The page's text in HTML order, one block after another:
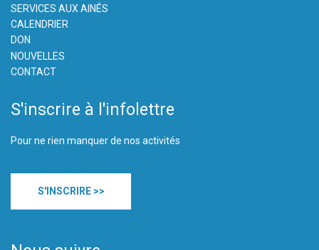
SERVICES AUX AINÉS
CALENDRIER
DON
NOUVELLES
CONTACT
S'inscrire à l'infolettre
Pour ne rien manquer de nos activités
S'INSCRIRE >>